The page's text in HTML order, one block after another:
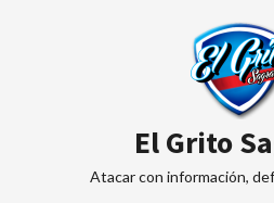
El Grito
Atacar con información,